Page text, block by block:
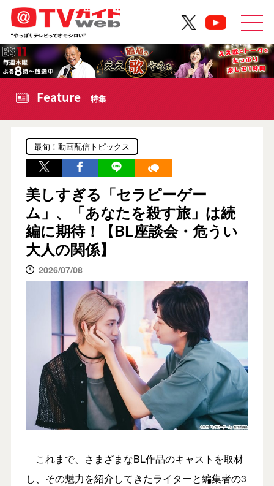
Feature 特集
最旬！動画配信トピックス
美しすぎる「セラピーゲー
ム」、「あなたを殺す旅」は続
編に期待！【BL座談会・危うい
大人の関係】
2026/07/08
これまで、さまざまなBL作品のキャストを取材
し、その魅力を紹介してきたライターと編集者の3